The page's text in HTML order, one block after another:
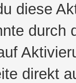
diese
durch
direkt